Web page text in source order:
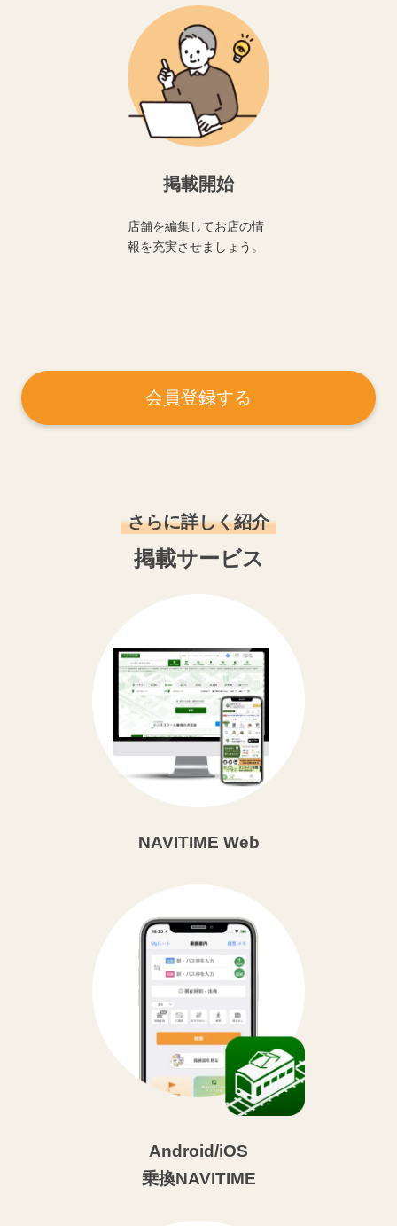
掲載開始
店舗を編集してお店の情
報を充実させましょう。
会員登録する
さらに詳しく紹介
掲載サービス
NAVITIME Web
Android/iOS
乗換NAVITIME